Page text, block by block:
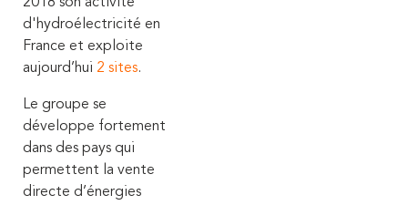
2018 son activité
d'hydroélectricité en
France et exploite
aujourd’hui 2 sites.
Le groupe se
développe fortement
dans des pays qui
permettent la vente
directe d’énergies